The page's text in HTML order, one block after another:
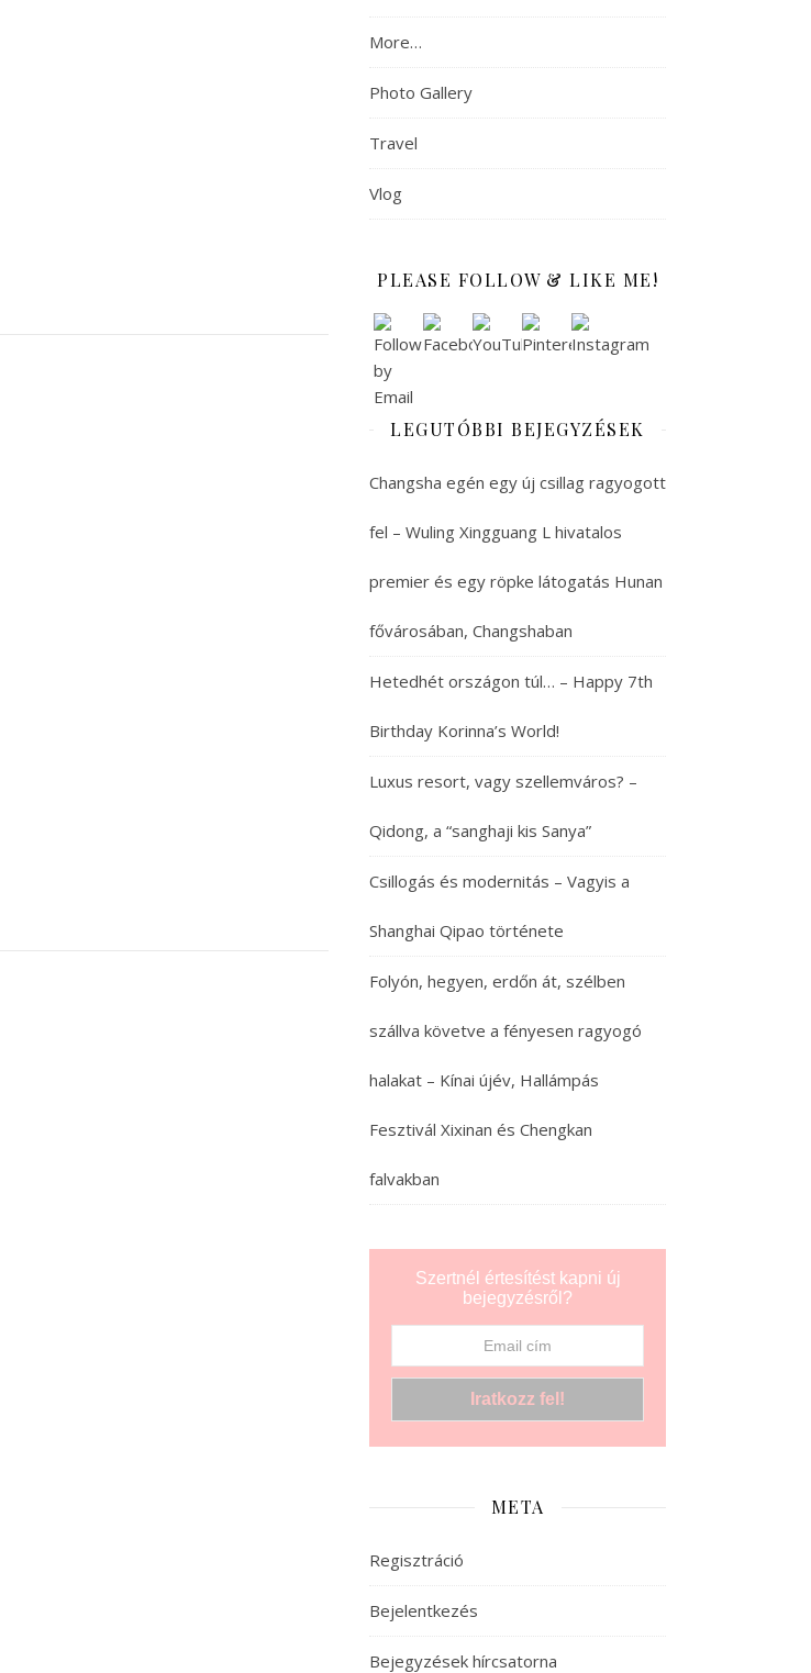
More…
Photo Gallery
Travel
Vlog
PLEASE FOLLOW & LIKE ME!
LEGUTÓBBI BEJEGYZÉSEK
Changsha egén egy új csillag ragyogott
fel – Wuling Xingguang L hivatalos
premier és egy röpke látogatás Hunan
fővárosában, Changshaban
Hetedhét országon túl… – Happy 7th
Birthday Korinna’s World!
Luxus resort, vagy szellemváros? –
Qidong, a “sanghaji kis Sanya”
Csillogás és modernitás – Vagyis a
Shanghai Qipao története
Folyón, hegyen, erdőn át, szélben
szállva követve a fényesen ragyogó
halakat – Kínai újév, Hallámpás
Fesztivál Xixinan és Chengkan
falvakban
Szertnél értesítést kapni új
bejegyzésről?
META
Regisztráció
Bejelentkezés
Bejegyzések hírcsatorna